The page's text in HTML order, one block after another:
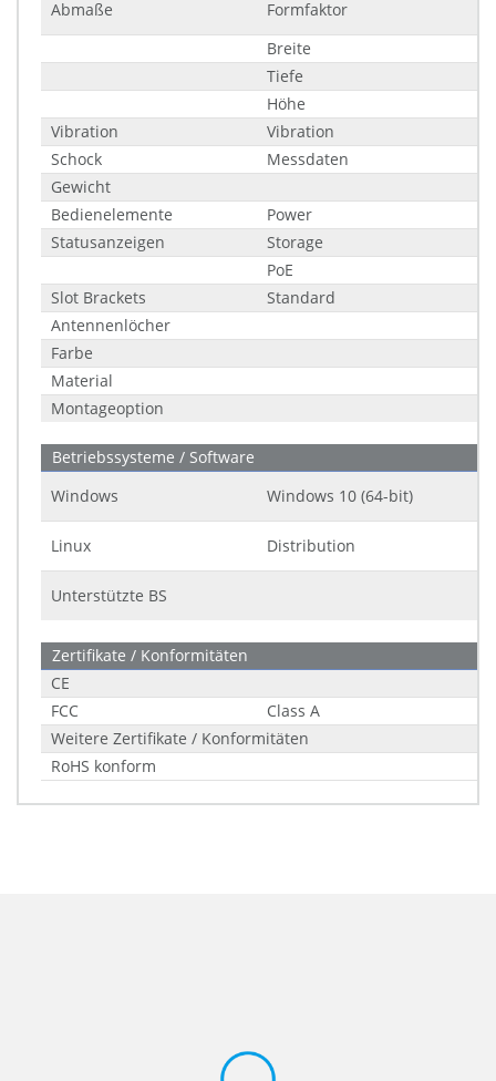
Abmaße
Formfaktor
Breite
Tiefe
Höhe
Vibration
Vibration
Schock
Messdaten
Gewicht
Bedienelemente
Power
Statusanzeigen
Storage
PoE
Slot Brackets
Standard
Antennenlöcher
Farbe
Material
Montageoption
Betriebssysteme / Software
Windows
Windows 10 (64-bit)
Linux Distribution
Unterstützte BS
Zertifikate / Konformitäten
CE
FCC
Class A
Weitere Zertifikate / Konformitäten
RoHS konform